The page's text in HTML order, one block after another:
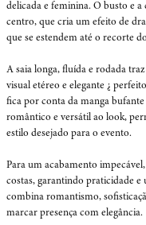
delicada e feminina. O busto e
centro, que cria um efeito de
que se estendem até o recorte
A saia longa, fluída e rodada
visual etéreo e elegante ¿
fica por conta da manga
romântico e versátil ao look,
estilo desejado para o evento.
Para um acabamento
costas, garantindo praticidade
combina romantismo,
marcar presença com elegância.